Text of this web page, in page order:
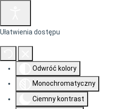
Ułatwienia dostępu
Odwróć kolory
Monochromatyczny
Ciemny kontrast